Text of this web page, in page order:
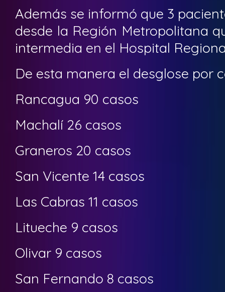
Además se informó que 3
desde la Región Metropolitana
intermedia en el Hospital
De esta manera el desglose por
Rancagua 90 casos
Machalí 26 casos
Graneros 20 casos
San Vicente 14 casos
Las Cabras 11 casos
Litueche 9 casos
Olivar 9 casos
San Fernando 8 casos